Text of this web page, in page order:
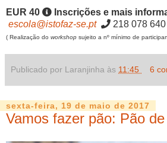
EUR 40
Inscrições e mais
escola@istofaz-se.pt
218 078 640
( Realização do workshop sujeito a nº mínimo de
Publicado por Laranjinha às 11:45 6
sexta-feira, 19 de maio de 2017
Vamos fazer pão: Pão